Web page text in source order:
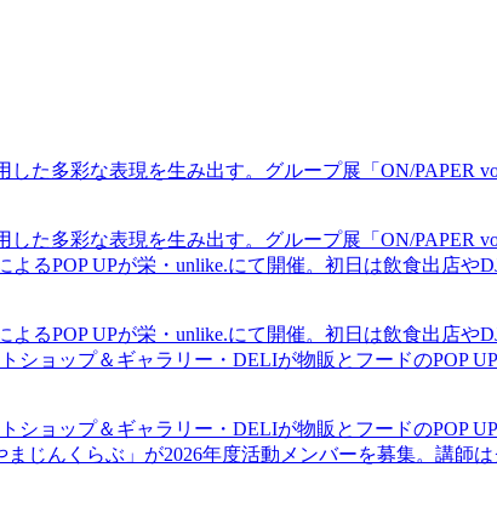
た多彩な表現を生み出す。グループ展「ON/PAPER
た多彩な表現を生み出す。グループ展「ON/PAPER
るPOP UPが栄・unlike.にて開催。初日は飲食出店や
るPOP UPが栄・unlike.にて開催。初日は飲食出店や
ショップ＆ギャラリー・DELIが物販とフードのPOP
ショップ＆ギャラリー・DELIが物販とフードのPOP
じんくらぶ」が2026年度活動メンバーを募集。講師